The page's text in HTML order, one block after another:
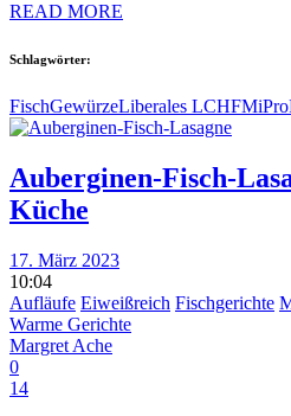
READ MORE
Schlagwörter:
FischGewürzeLiberales LCHF
Auberginen-Fisch-
Küche
17. März 2023
10:04
Aufläufe Eiweißreich Fischgerichte
Warme Gerichte
Margret Ache
0
14